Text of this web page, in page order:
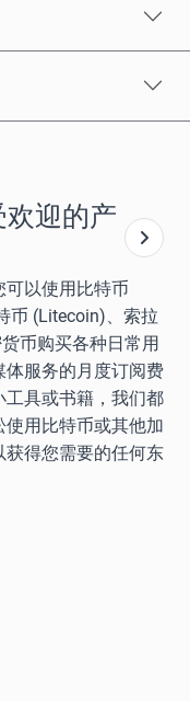
迎的产
以使用比特币
币 (Litecoin)、索拉
币购买各种日常用
服务的月度订阅费
工具或书籍，我们都
用比特币或其他加
得您需要的任何东